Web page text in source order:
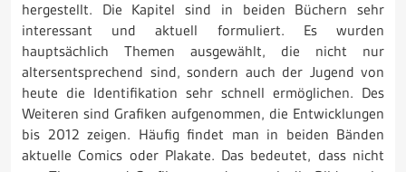
hergestellt. Die Kapitel sind in beiden Büchern sehr
interessant und aktuell formuliert. Es wurden
hauptsächlich Themen ausgewählt, die nicht nur
altersentsprechend sind, sondern auch der Jugend von
heute die Identifikation sehr schnell ermöglichen. Des
Weiteren sind Grafiken aufgenommen, die Entwicklungen
bis 2012 zeigen. Häufig findet man in beiden Bänden
aktuelle Comics oder Plakate. Das bedeutet, dass nicht